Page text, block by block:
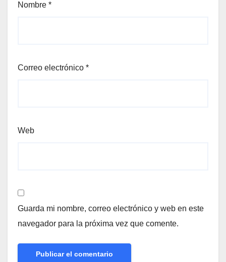
Nombre *
Correo electrónico *
Web
Guarda mi nombre, correo electrónico y web en este
navegador para la próxima vez que comente.